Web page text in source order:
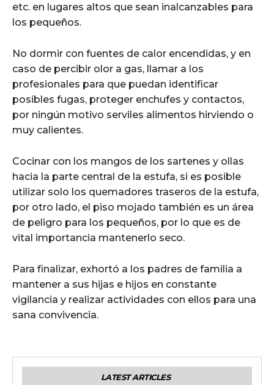
etc. en lugares altos que sean inalcanzables para
los pequeños.
No dormir con fuentes de calor encendidas, y en
caso de percibir olor a gas, llamar a los
profesionales para que puedan identificar
posibles fugas, proteger enchufes y contactos,
por ningún motivo serviles alimentos hirviendo o
muy calientes.
Cocinar con los mangos de los sartenes y ollas
hacia la parte central de la estufa, si es posible
utilizar solo los quemadores traseros de la estufa,
por otro lado, el piso mojado también es un área
de peligro para los pequeños, por lo que es de
vital importancia mantenerlo seco.
Para finalizar, exhortó a los padres de familia a
mantener a sus hijas e hijos en constante
vigilancia y realizar actividades con ellos para una
sana convivencia.
LATEST ARTICLES